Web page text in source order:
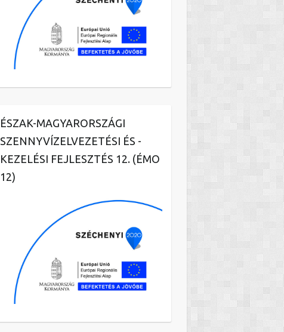
ÉSZAK-MAGYARORSZÁGI
SZENNYVÍZELVEZETÉSI ÉS -
KEZELÉSI FEJLESZTÉS 12. (ÉMO
12)